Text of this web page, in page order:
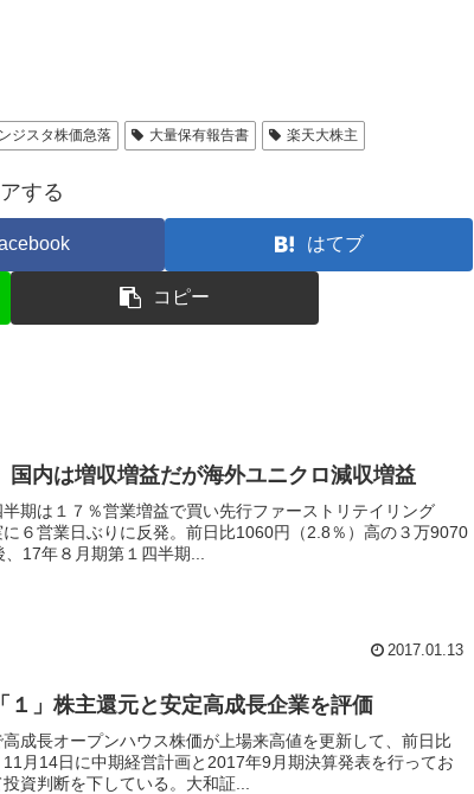
ジスタ株価急落 大量保有報告書 楽天大株主
する
はてブ
コピー
国内は増収増益だが海外ユニクロ減収増益
期は１７％営業増益で買い先行ファーストリテイリング
６営業日ぶりに反発。前日比1060円（2.8％）高の３万9070
17年８月期第１四半期...
2017.01.13
１」株主還元と安定高成長企業を評価
成長オープンハウス株価が上場来高値を更新して、前日比
月14日に中期経営計画と2017年9月期決算発表を行ってお
資判断を下している。大和証...